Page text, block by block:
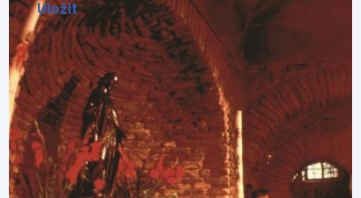
Uložit